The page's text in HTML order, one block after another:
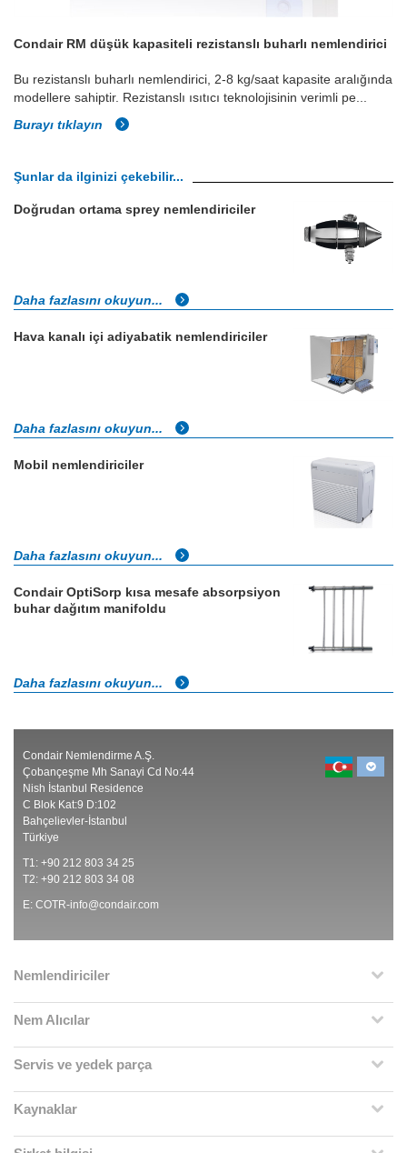
Condair RM düşük kapasiteli rezistanslı buharlı nemlendirici
Bu rezistanslı buharlı nemlendirici, 2-8 kg/saat kapasite aralığında
modellere sahiptir. Rezistanslı ısıtıcı teknolojisinin verimli pe...
Burayı tıklayın
Şunlar da ilginizi çekebilir...
Doğrudan ortama sprey nemlendiriciler
Daha fazlasını okuyun...
Hava kanalı içi adiyabatik nemlendiriciler
Daha fazlasını okuyun...
Mobil nemlendiriciler
Daha fazlasını okuyun...
Condair OptiSorp kısa mesafe absorpsiyon
buhar dağıtım manifoldu
Daha fazlasını okuyun...
Condair Nemlendirme A.Ş.
Çobançeşme Mh Sanayi Cd No:44
Nish İstanbul Residence
C Blok Kat:9 D:102
Bahçelievler-İstanbul
Türkiye
T1: +90 212 803 34 25
T2: +90 212 803 34 08
E: COTR-info@condair.com
Nemlendiriciler
Nem Alıcılar
Servis ve yedek parça
Kaynaklar